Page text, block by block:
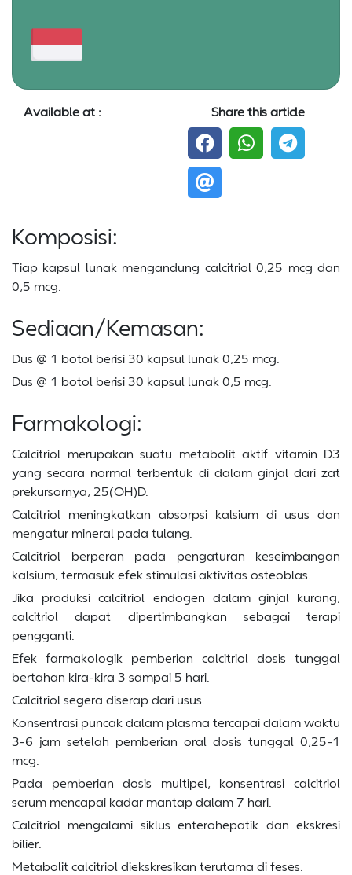
Available at : Share this article
Komposisi:
Tiap kapsul lunak mengandung calcitriol 0,25 mcg dan
0,5 mcg.
Sediaan/Kemasan:
Dus @ 1 botol berisi 30 kapsul lunak 0,25 mcg.
Dus @ 1 botol berisi 30 kapsul lunak 0,5 mcg.
Farmakologi:
Calcitriol merupakan suatu metabolit aktif vitamin D3
yang secara normal terbentuk di dalam ginjal dari zat
prekursornya, 25(OH)D.
Calcitriol meningkatkan absorpsi kalsium di usus dan
mengatur mineral pada tulang.
Calcitriol berperan pada pengaturan keseimbangan
kalsium, termasuk efek stimulasi aktivitas osteoblas.
Jika produksi calcitriol endogen dalam ginjal kurang,
calcitriol dapat dipertimbangkan sebagai terapi
pengganti.
Efek farmakologik pemberian calcitriol dosis tunggal
bertahan kira-kira 3 sampai 5 hari.
Calcitriol segera diserap dari usus.
Konsentrasi puncak dalam plasma tercapai dalam waktu
3-6 jam setelah pemberian oral dosis tunggal 0,25-1
mcg.
Pada pemberian dosis multipel, konsentrasi calcitriol
serum mencapai kadar mantap dalam 7 hari.
Calcitriol mengalami siklus enterohepatik dan ekskresi
bilier.
Metabolit calcitriol diekskresikan terutama di feses.